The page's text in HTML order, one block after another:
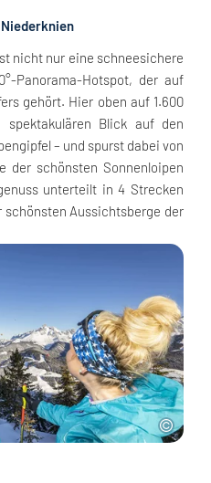
nicht nur eine schneesichere
Panorama-Hotspot, der auf
gehört. Hier oben auf 1.600
Blick auf den
– und spurst dabei von
der schönsten Sonnenloipen
unterteilt in 4 Strecken
Aussichtsberge der